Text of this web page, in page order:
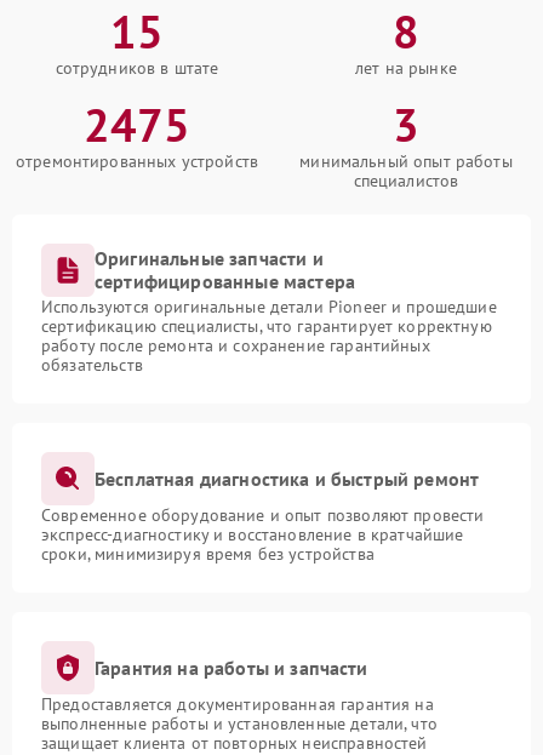
15
сотрудников в штате
8
лет на рынке
2475
отремонтированных устройств
3
минимальный опыт работы
специалистов
Оригинальные запчасти и
сертифицированные мастера
Используются оригинальные детали Pioneer и прошедшие
сертификацию специалисты, что гарантирует корректную
работу после ремонта и сохранение гарантийных
обязательств
Бесплатная диагностика и быстрый ремонт
Современное оборудование и опыт позволяют провести
экспресс-диагностику и восстановление в кратчайшие
сроки, минимизируя время без устройства
Гарантия на работы и запчасти
Предоставляется документированная гарантия на
выполненные работы и установленные детали, что
защищает клиента от повторных неисправностей